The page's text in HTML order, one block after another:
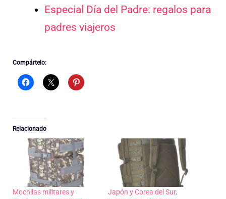
Especial Día del Padre: regalos para
padres viajeros
Compártelo:
Relacionado
Mochilas militares y
Japón y Corea del Sur,